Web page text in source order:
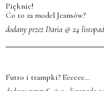
Pięknie!
Co to za model Jeansów?
dodany przez Daria @ 24
Futro i trampki? Eeeeee…